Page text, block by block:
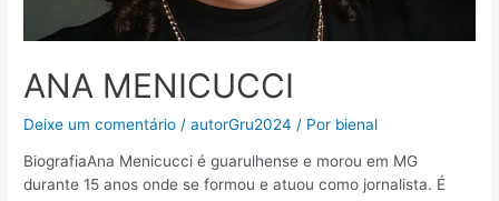
ANA MENICUCCI
Deixe um comentário /autorGru2024 / Por bienal
BiografiaAna Menicucci é guarulhense e morou em MG
durante 15 anos onde se formou e atuou como jornalista. É